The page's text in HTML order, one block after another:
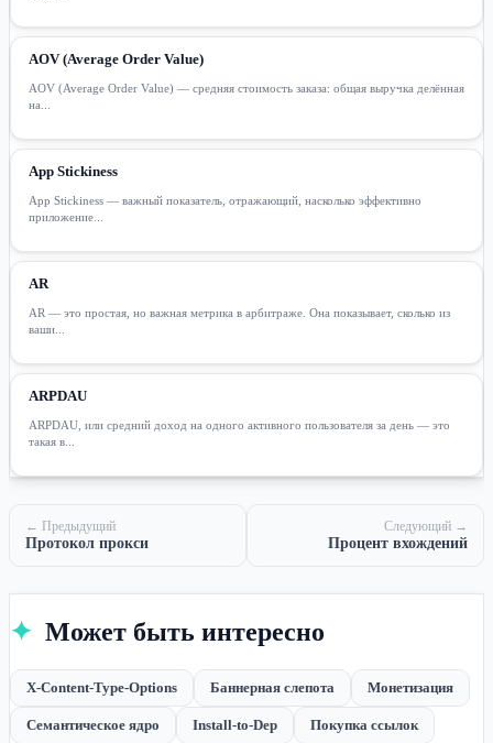
AOV (Average Order Value)
AOV (Average Order Value) — средняя стоимость заказа: общая выручка делённая
на...
App Stickiness
App Stickiness — важный показатель, отражающий, насколько эффективно
приложение...
AR
AR — это простая, но важная метрика в арбитраже. Она показывает, сколько из
ваши...
ARPDAU
ARPDAU, или средний доход на одного активного пользователя за день — это
такая в...
← Предыдущий
Протокол прокси
Следующий →
Процент вхождений
✦ Может быть интересно
X-Content-Type-Options Баннерная слепота Монетизация
Семантическое ядро Install-to-Dep Покупка ссылок